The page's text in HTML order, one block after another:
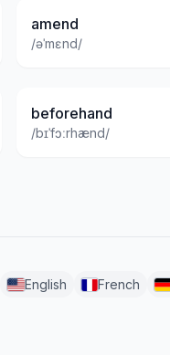
amend
/əˈmɛnd/
beforehand
/bɪˈfɔːrhænd/
English French